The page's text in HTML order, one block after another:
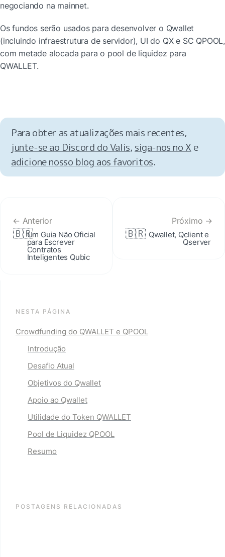
negociando na mainnet.
Os fundos serão usados para desenvolver o Qwallet
(incluindo infraestrutura de servidor), UI do QX e SC QPOOL,
com metade alocada para o pool de liquidez para
QWALLET.
junte-se ao Discord do Valis, siga-nos no X
adicione nosso blog aos favoritos.
← Anterior
🇧🇷Um Guia Não Oficial
para Escrever
Contratos
Inteligentes Qubic
Próximo →
🇧🇷 Qwallet, Qclient e
Qserver
NESTA PÁGINA
Crowdfunding do QWALLET e QPOOL
Introdução
Desafio Atual
Objetivos do Qwallet
Apoio ao Qwallet
Utilidade do Token QWALLET
Pool de Liquidez QPOOL
Resumo
POSTAGENS RELACIONADAS